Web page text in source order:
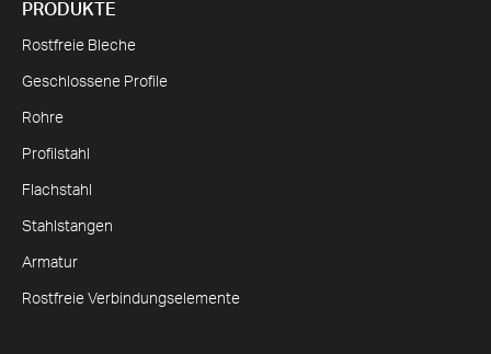
PRODUKTE
Rostfreie Bleche
Geschlossene Profile
Rohre
Profilstahl
Flachstahl
Stahlstangen
Armatur
Rostfreie Verbindungselemente